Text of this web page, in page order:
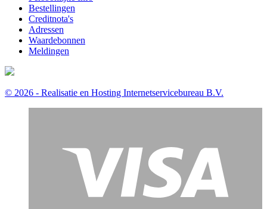
Bestellingen
Creditnota's
Adressen
Waardebonnen
Meldingen
© 2026 - Realisatie en Hosting Internetservicebureau B.V.